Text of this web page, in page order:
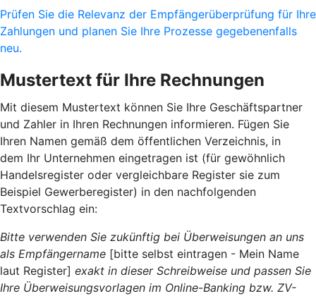
Prüfen Sie die Relevanz der Empfängerüberprüfung für Ihre
Zahlungen und planen Sie Ihre Prozesse gegebenenfalls
neu.
Mustertext für Ihre Rechnungen
Mit diesem Mustertext können Sie Ihre Geschäftspartner
und Zahler in Ihren Rechnungen informieren. Fügen Sie
Ihren Namen gemäß dem öffentlichen Verzeichnis, in
dem Ihr Unternehmen eingetragen ist (für gewöhnlich
Handelsregister oder vergleichbare Register sie zum
Beispiel Gewerberegister) in den nachfolgenden
Textvorschlag ein:
Bitte verwenden Sie zukünftig bei Überweisungen an uns
als Empfängername [bitte selbst eintragen - Mein Name
laut Register] exakt in dieser Schreibweise und passen Sie
Ihre Überweisungsvorlagen im Online-Banking bzw. ZV-